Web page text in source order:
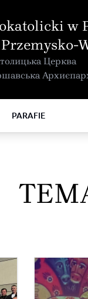
w
Церква
PARAFIE